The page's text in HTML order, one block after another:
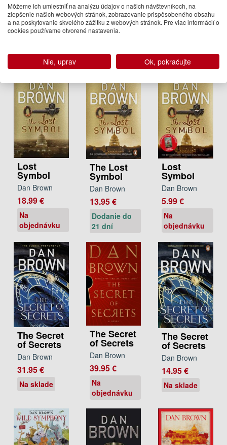
Dan Brown
13.95 €
Dodanie do
Vinci Code
Dan Brown
13.95 €
21 dní
Code
Dan Brown
objednávku
Lost
Symbol
Dan Brown
18.99 €
Na
objednávku
The Lost
Symbol
Dan Brown
13.95 €
Dodanie do
21 dní
Lost
Symbol
Dan Brown
5.99 €
Na
objednávku
The Secret
of Secrets
Dan Brown
31.95 €
Na sklade
The Secret
of Secrets
Dan Brown
39.95 €
Na
objednávku
The Secret
of Secrets
Dan Brown
14.95 €
Na sklade
Môžeme ich umiestniť na analýzu údajov o našich návštevníkoch, na
zlepšenie našich webových stránok, zobrazovanie prispôsobeného obsahu
a na poskytovanie skvelého zážitku z webových stránok. Pre viac informácií o
cookies používame otvorené nastavenia.
Nie, uprav Ok, pokračujte